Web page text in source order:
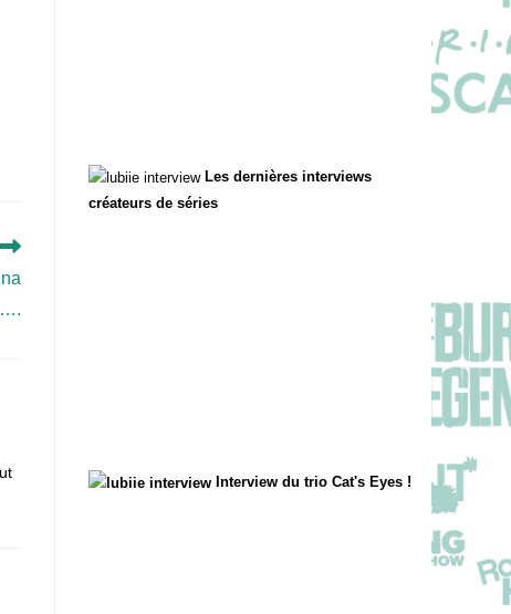
Les dernières interviews
créateurs de séries
Interview du trio Cat's Eyes !